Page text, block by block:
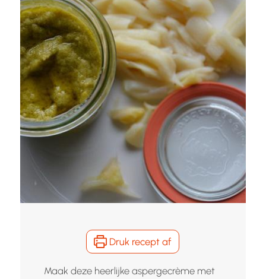
Druk recept af
Maak deze heerlijke aspergecrème met